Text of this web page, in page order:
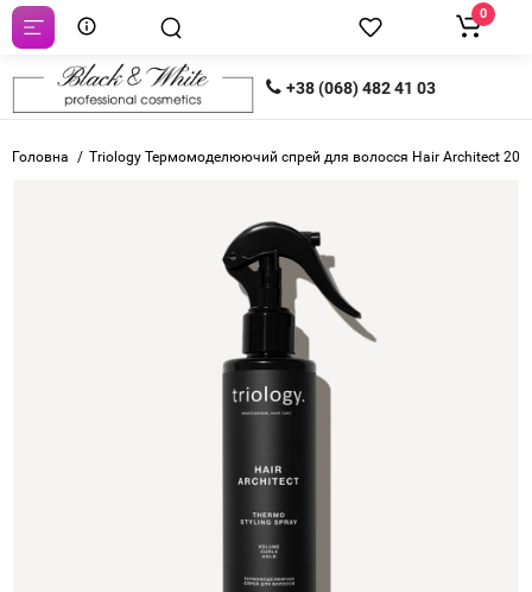
+38 (068) 482 41 03
0
Головна Triology Термомоделюючий спрей для волосся Hair Architect